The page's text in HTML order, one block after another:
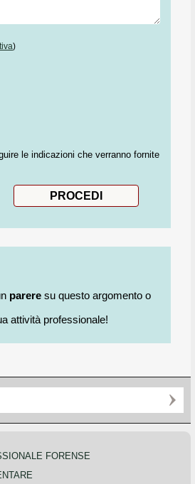
)
le indicazioni che verranno fornite
pareresu questo argomento o
attività professionale!
FORENSE